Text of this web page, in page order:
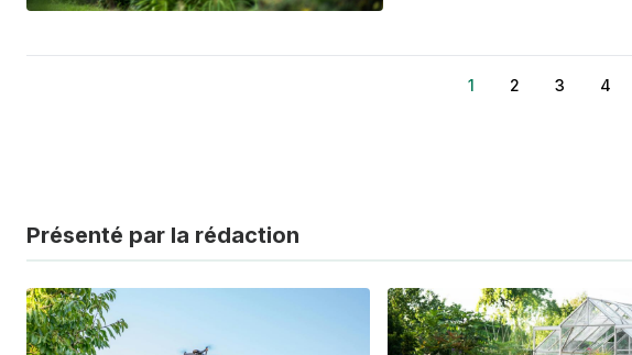
Page
1
Page
2
Page
3
Page
4
Présenté par la rédaction